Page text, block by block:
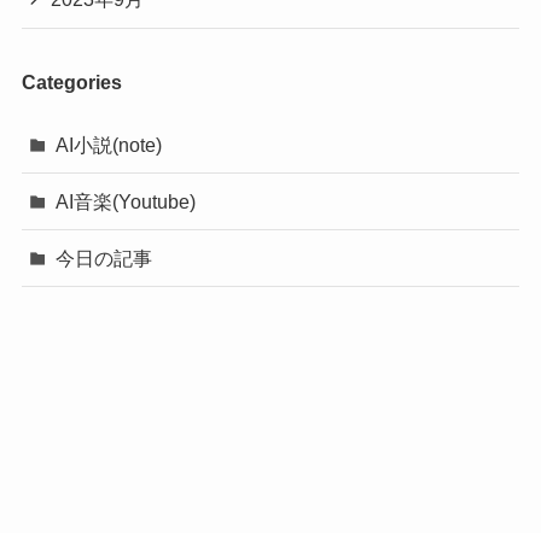
Categories
AI小説(note)
AI音楽(Youtube)
今日の記事